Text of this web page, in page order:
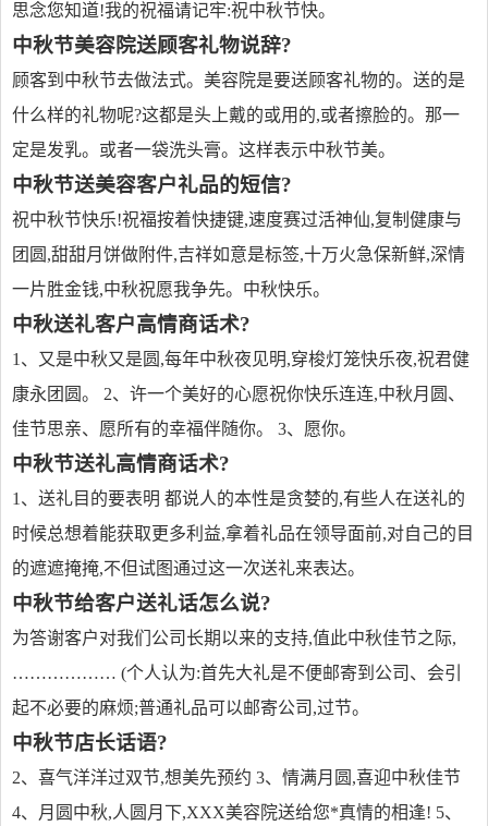
思念您知道!我的祝福请记牢:祝中秋节快。
中秋节美容院送顾客礼物说辞?
顾客到中秋节去做法式。美容院是要送顾客礼物的。送的是
什么样的礼物呢?这都是头上戴的或用的,或者擦脸的。那一
定是发乳。或者一袋洗头膏。这样表示中秋节美。
中秋节送美容客户礼品的短信?
祝中秋节快乐!祝福按着快捷键,速度赛过活神仙,复制健康与
团圆,甜甜月饼做附件,吉祥如意是标签,十万火急保新鲜,深情
一片胜金钱,中秋祝愿我争先。中秋快乐。
中秋送礼客户高情商话术?
1、又是中秋又是圆,每年中秋夜见明,穿梭灯笼快乐夜,祝君健
康永团圆。 2、许一个美好的心愿祝你快乐连连,中秋月圆、
佳节思亲、愿所有的幸福伴随你。 3、愿你。
中秋节送礼高情商话术?
1、送礼目的要表明 都说人的本性是贪婪的,有些人在送礼的
时候总想着能获取更多利益,拿着礼品在领导面前,对自己的目
的遮遮掩掩,不但试图通过这一次送礼来表达。
中秋节给客户送礼话怎么说?
为答谢客户对我们公司长期以来的支持,值此中秋佳节之际,
……………… (个人认为:首先大礼是不便邮寄到公司、会引
起不必要的麻烦;普通礼品可以邮寄公司,过节。
中秋节店长话语?
2、喜气洋洋过双节,想美先预约 3、情满月圆,喜迎中秋佳节
4、月圆中秋,人圆月下,XXX美容院送给您*真情的相逢! 5、